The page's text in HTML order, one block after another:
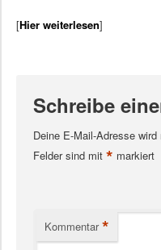
[Hier weiterlesen]
Schreibe
Deine E-Mail-Adresse
Felder sind mit * markiert
Kommentar *